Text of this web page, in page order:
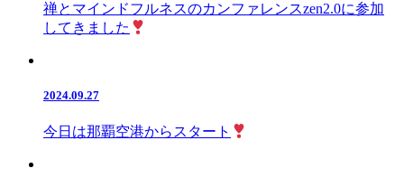
禅とマインドフルネスのカンファレンスzen2.0に参加
してきました
2024.09.27
今日は那覇空港からスタート